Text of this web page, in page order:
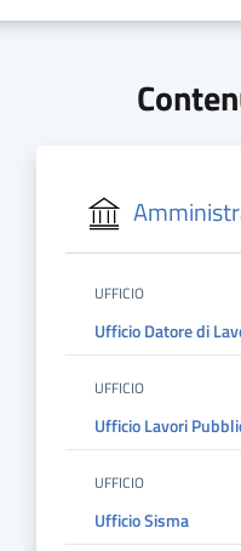
UFFICIO
Ufficio Datore di
UFFICIO
Ufficio Lavori
UFFICIO
Ufficio Sisma